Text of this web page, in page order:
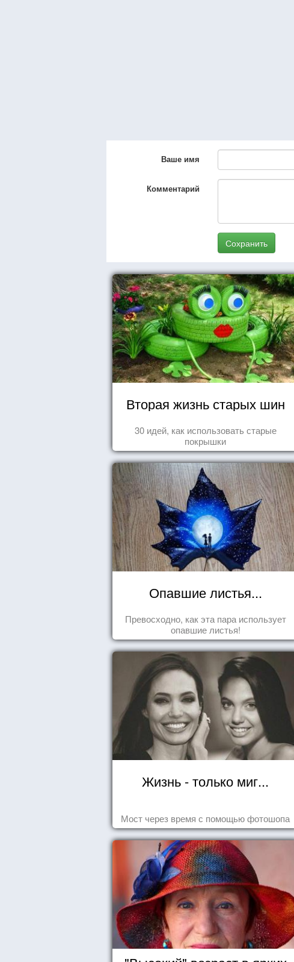
Ваше имя
Комментарий
Сохранить
Вторая жизнь старых шин
30 идей, как использовать старые
покрышки
Опавшие листья...
Превосходно, как эта пара использует
опавшие листья!
Жизнь - только миг...
Мост через время с помощью фотошопа